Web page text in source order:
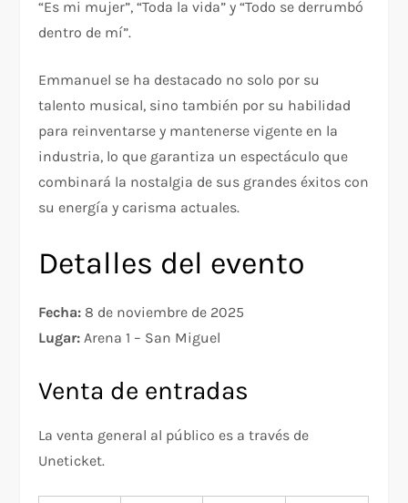
“Es mi mujer”, “Toda la vida” y “Todo se derrumbó
dentro de mí”.
Emmanuel se ha destacado no solo por su
talento musical, sino también por su habilidad
para reinventarse y mantenerse vigente en la
industria, lo que garantiza un espectáculo que
combinará la nostalgia de sus grandes éxitos con
su energía y carisma actuales.
Detalles del evento
Fecha: 8 de noviembre de 2025
Lugar: Arena 1 – San Miguel
Venta de entradas
La venta general al público es a través de
Uneticket.